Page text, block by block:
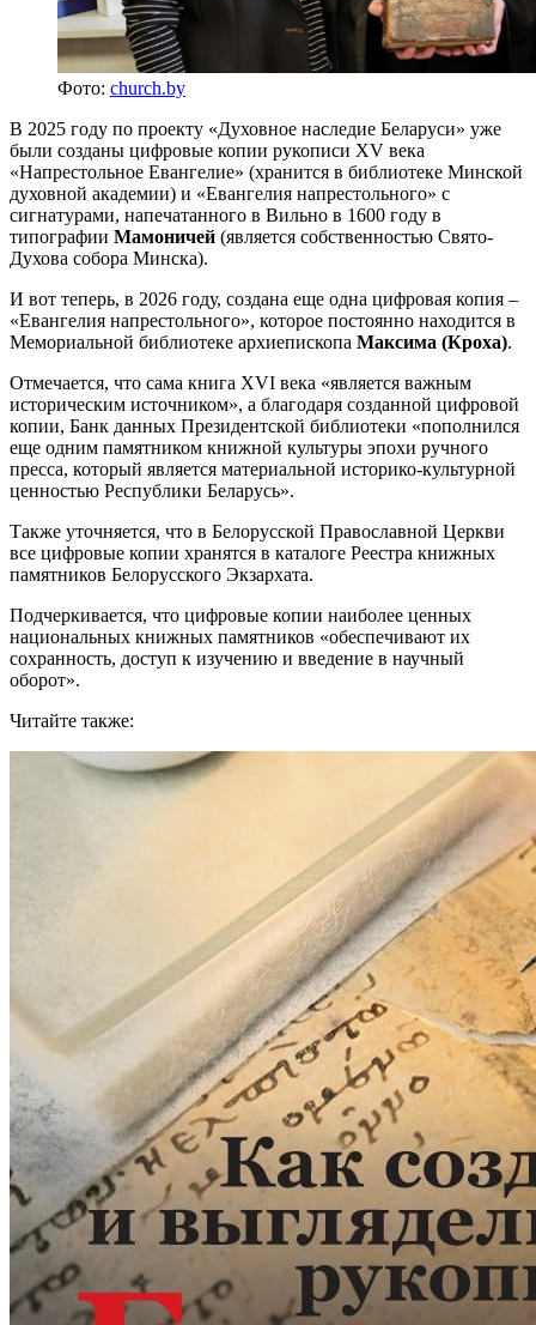
Фото: church.by
В 2025 году по проекту «Духовное наследие Беларуси» уже
были созданы цифровые копии рукописи XV века
«Напрестольное Евангелие» (хранится в библиотеке Минской
духовной академии) и «Евангелия напрестольного» с
сигнатурами, напечатанного в Вильно в 1600 году в
типографии Мамоничей (является собственностью Свято-
Духова собора Минска).
И вот теперь, в 2026 году, создана еще одна цифровая копия –
«Евангелия напрестольного», которое постоянно находится в
Мемориальной библиотеке архиепископа Максима (Кроха).
Отмечается, что сама книга XVI века «является важным
историческим источником», а благодаря созданной цифровой
копии, Банк данных Президентской библиотеки «пополнился
еще одним памятником книжной культуры эпохи ручного
пресса, который является материальной историко-культурной
ценностью Республики Беларусь».
Также уточняется, что в Белорусской Православной Церкви
все цифровые копии хранятся в каталоге Реестра книжных
памятников Белорусского Экзархата.
Подчеркивается, что цифровые копии наиболее ценных
национальных книжных памятников «обеспечивают их
сохранность, доступ к изучению и введение в научный
оборот».
Читайте также: